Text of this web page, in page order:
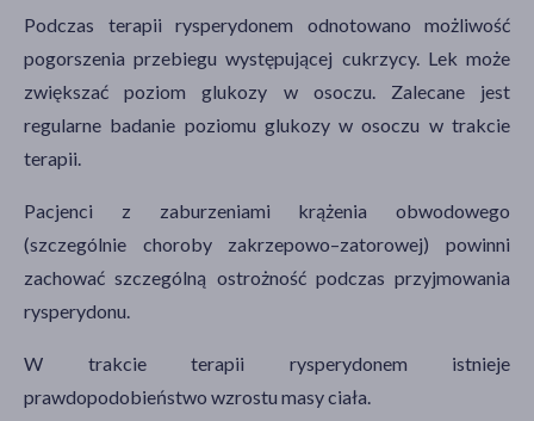
Podczas terapii rysperydonem odnotowano możliwość
pogorszenia przebiegu występującej cukrzycy. Lek może
zwiększać poziom glukozy w osoczu. Zalecane jest
regularne badanie poziomu glukozy w osoczu w trakcie
terapii.
Pacjenci z zaburzeniami krążenia obwodowego
(szczególnie choroby zakrzepowo–zatorowej) powinni
zachować szczególną ostrożność podczas przyjmowania
rysperydonu.
W trakcie terapii rysperydonem istnieje
prawdopodobieństwo wzrostu masy ciała.